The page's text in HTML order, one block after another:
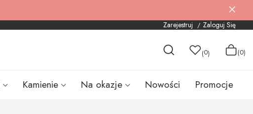
Zarejestruj Zaloguj Się
(0) (0)
Kamienie Na okazje Nowości Promocje